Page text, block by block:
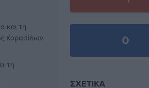
και τη
Κορασίδων
τη
0
ΣΧΕΤΙΚΆ